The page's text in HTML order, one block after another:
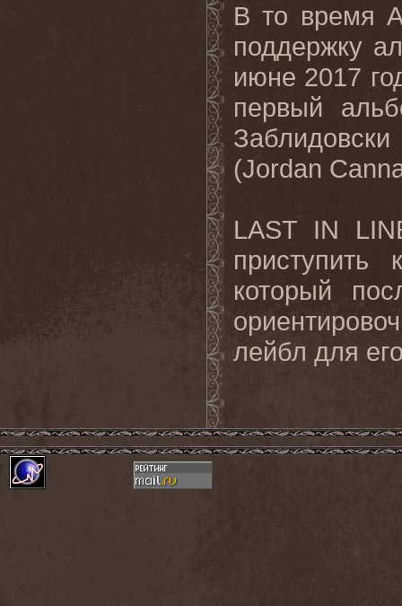
В то время
поддержку
июне 2017
первый
(Jordan
LAST IN
приступить
к
который
лейбл для